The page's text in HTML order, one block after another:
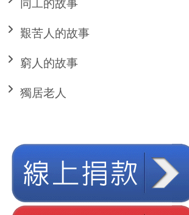
同工的故事
艱苦人的故事
窮人的故事
獨居老人